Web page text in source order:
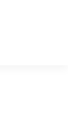
Publik Diminta